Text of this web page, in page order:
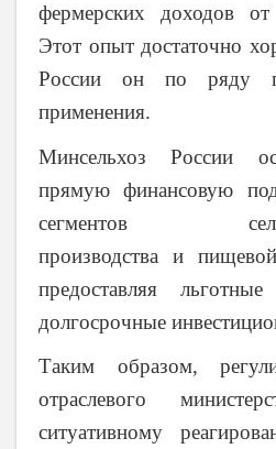
фермерских доходов от
Этот опыт достаточно
России он по ряду
применения.
Минсельхоз России
прямую финансовую
сегментов
производства и
предоставляя
долгосрочные
Таким образом,
отраслевого
ситуативному